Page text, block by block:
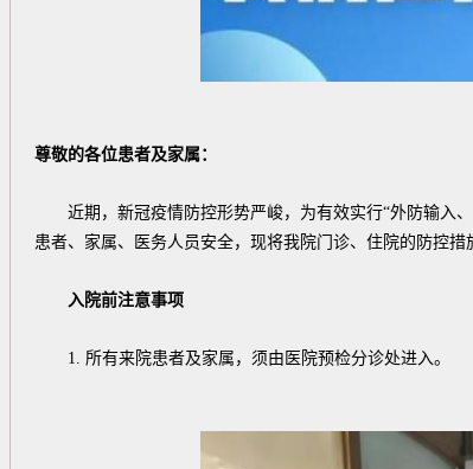
尊敬的各位患者及家属：
近期，新冠疫情防控形势严峻，为有效实行“外防输入、
患者、家属、医务人员安全，现将我院门诊、住院的防控措
入院前注意事项
1. 所有来院患者及家属，须由医院预检分诊处进入。